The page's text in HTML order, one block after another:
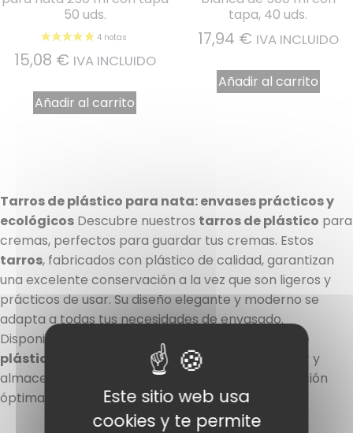
50 uds.
4 notas
15,08 € IVA INCLUIDO
Añadir al carrito
tapa, 40 uds.
17,94 € IVA INCLUIDO
Añadir al carrito
Tarros de plástico para nata: envases prácticos y
ecológicos Descubre nuestros tarros de plástico para
cremas, perfectos para guardar tus cremas. Estos
tarros, fabricados con plástico de calidad, garantizan
una excelente conservación a la vez que son ligeros y
prácticos de usar. Su diseño elegante y moderno se
adapta a todas tus necesidades de envasado.
Disponibles en distintos tamaños, estos
tarros de
plástico para cremas
son fáciles de transportar y
almacenar, al tiempo que garantizan una protección
óptima de tus productos.Este sitio web usa
cookies y te permite